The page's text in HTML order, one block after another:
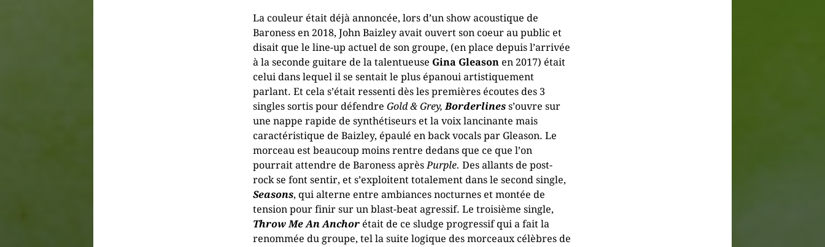
La couleur était déjà annoncée, lors d’un show acoustique de
Baroness en 2018, John Baizley avait ouvert son coeur au public et
disait que le line-up actuel de son groupe, (en place depuis l’arrivée
à la seconde guitare de la talentueuse Gina Gleason en 2017) était
celui dans lequel il se sentait le plus épanoui artistiquement
parlant. Et cela s’était ressenti dès les premières écoutes des 3
singles sortis pour défendre Gold & Grey,Borderlines s’ouvre sur
une nappe rapide de synthétiseurs et la voix lancinante mais
caractéristique de Baizley, épaulé en back vocals par Gleason. Le
morceau est beaucoup moins rentre dedans que ce que l’on
pourrait attendre de Baroness aprèsPurple. Des allants de post-
rock se font sentir, et s’exploitent totalement dans le second single,
Seasons, qui alterne entre ambiances nocturnes et montée de
tension pour finir sur un blast-beat agressif. Le troisième single,
Throw Me An Anchor était de ce sludge progressif qui a fait la
renommée du groupe, tel la suite logique des morceaux célèbres de